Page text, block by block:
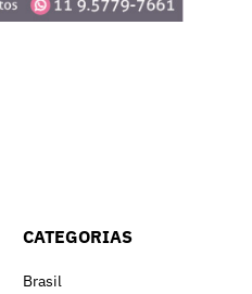
CATEGORIAS
Brasil